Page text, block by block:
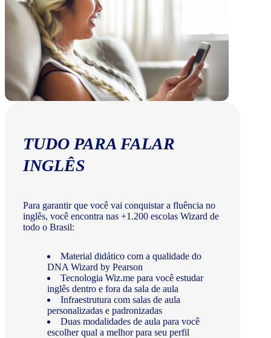
TUDO PARA FALAR
INGLÊS
Para garantir que você vai conquistar a fluência no
inglês, você encontra nas +1.200 escolas Wizard de
todo o Brasil:
Material didático com a qualidade do
DNA Wizard by Pearson
Tecnologia Wiz.me para você estudar
inglês dentro e fora da sala de aula
Infraestrutura com salas de aula
personalizadas e padronizadas
Duas modalidades de aula para você
escolher qual a melhor para seu perfil